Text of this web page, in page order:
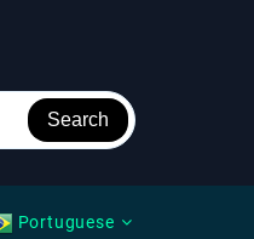
Search
Portuguese